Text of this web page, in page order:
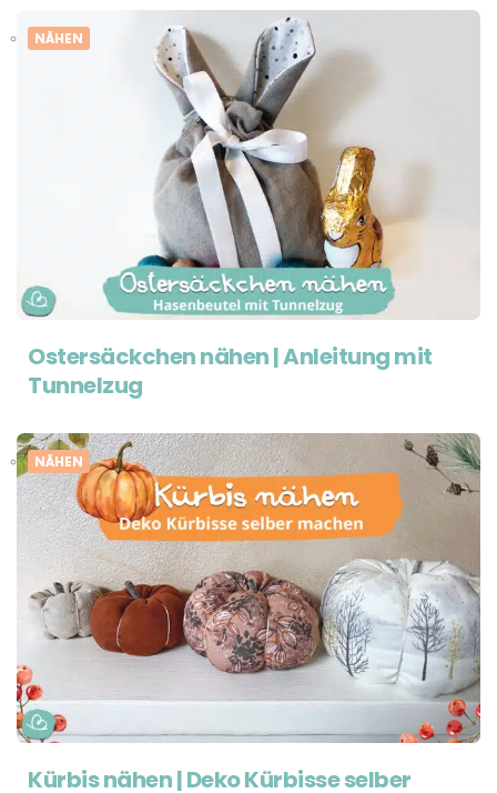
NÄHEN
Ostersäckchen nähen | Anleitung mit
Tunnelzug
NÄHEN
Kürbis nähen | Deko Kürbisse selber